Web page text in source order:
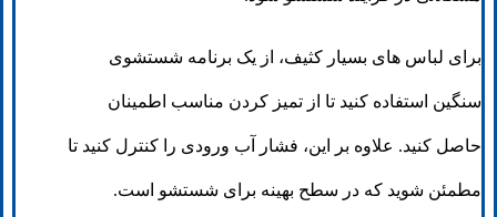
برای لباس های بسیار کثیف، از یک برنامه شستشوی
سنگین استفاده کنید تا از تمیز کردن مناسب اطمینان
حاصل کنید. علاوه بر این، فشار آب ورودی را کنترل کنید تا
مطمئن شوید که در سطح بهینه برای شستشو است.